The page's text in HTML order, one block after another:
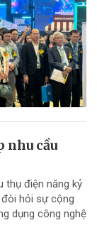
nhu cầu
thụ điện năng kỷ
đòi hỏi sự cộng
dụng công nghệ